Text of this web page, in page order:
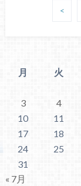
<
月
火
3
4
10
11
17
18
24
25
31
« 7月